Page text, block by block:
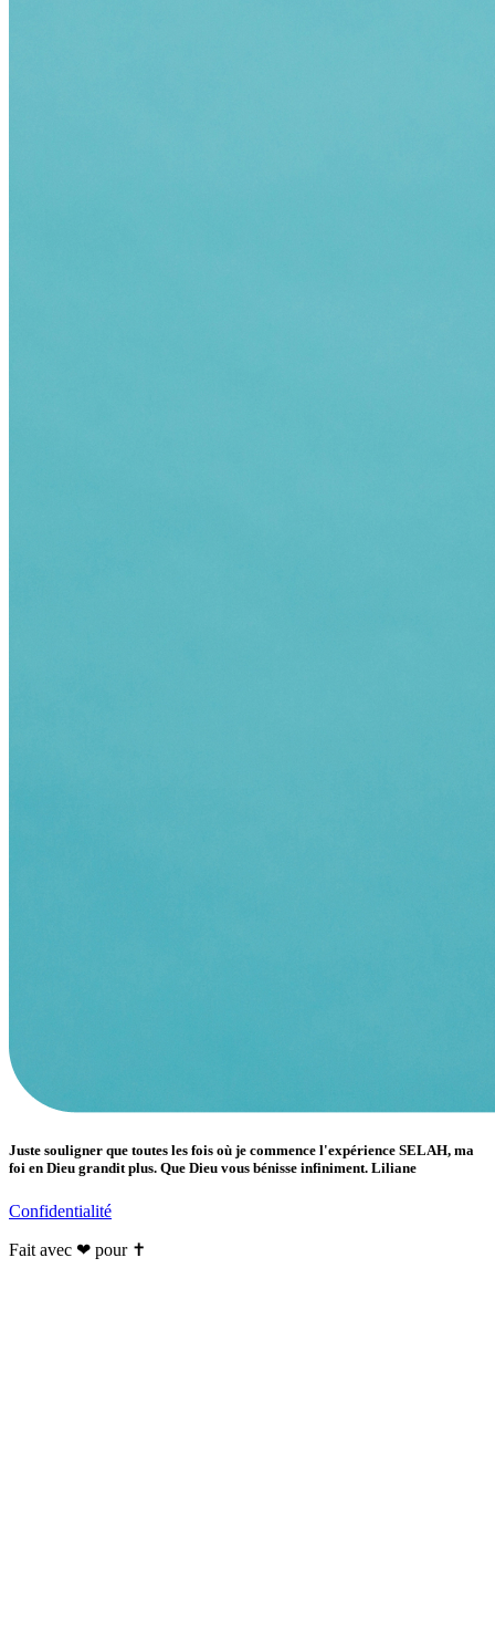
Juste souligner que toutes les fois où je commence l'expérience SELAH, ma
foi en Dieu grandit plus. Que Dieu vous bénisse infiniment. Liliane
Confidentialité
Fait avec ❤ pour ✝️️